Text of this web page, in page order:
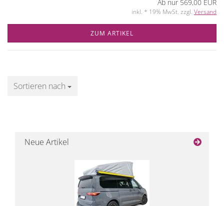
Ab nur 569,00 EUR
inkl. * 19% MwSt. zzgl. Versand
ZUM ARTIKEL
Sortieren nach
Sortieren nach
Neue Artikel